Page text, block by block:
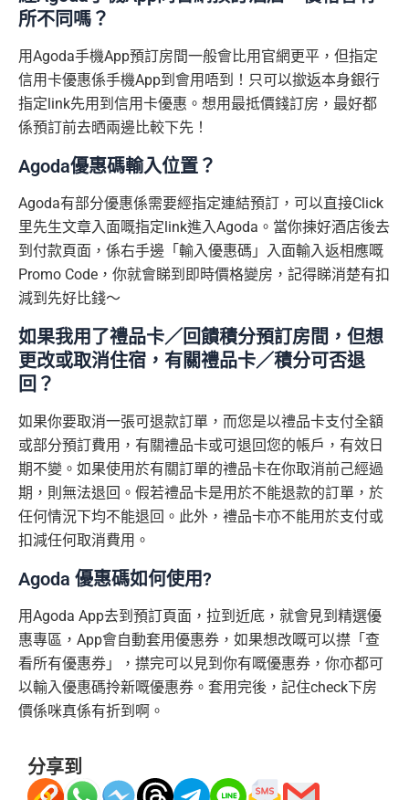
所不同嗎？
用Agoda手機App預訂房間一般會比用官網更平，但指定
信用卡優惠係手機App到會用唔到！只可以撳返本身銀行
指定link先用到信用卡優惠。想用最抵價錢訂房，最好都
係預訂前去晒兩邊比較下先！
Agoda優惠碼輸入位置？
Agoda有部分優惠係需要經指定連結預訂，可以直接Click
里先生文章入面嘅指定link進入Agoda。當你揀好酒店後去
到付款頁面，係右手邊「輸入優惠碼」入面輸入返相應嘅
Promo Code，你就會睇到即時價格變房，記得睇消楚有扣
減到先好比錢～
如果我用了禮品卡／回饋積分預訂房間，但想
更改或取消住宿，有關禮品卡／積分可否退
回？
如果你要取消一張可退款訂單，而您是以禮品卡支付全額
或部分預訂費用，有關禮品卡或可退回您的帳戶，有效日
期不變。如果使用於有關訂單的禮品卡在你取消前己經過
期，則無法退回。假若禮品卡是用於不能退款的訂單，於
任何情況下均不能退回。此外，禮品卡亦不能用於支付或
扣減任何取消費用。
Agoda 優惠碼如何使用?
用Agoda App去到預訂頁面，拉到近底，就會見到精選優
惠專區，App會自動套用優惠券，如果想改嘅可以㩒「查
看所有優惠券」，㩒完可以見到你有嘅優惠券，你亦都可
以輸入優惠碼拎新嘅優惠券。套用完後，記住check下房
價係咪真係有折到啊。
分享到